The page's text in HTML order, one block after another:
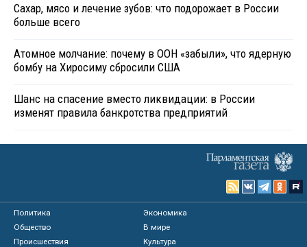
Сахар, мясо и лечение зубов: что подорожает в России
больше всего
Атомное молчание: почему в ООН «забыли», что ядерную
бомбу на Хиросиму сбросили США
Шанс на спасение вместо ликвидации: в России
изменят правила банкротства предприятий
Политика
Экономика
Общество
В мире
Происшествия
Культура